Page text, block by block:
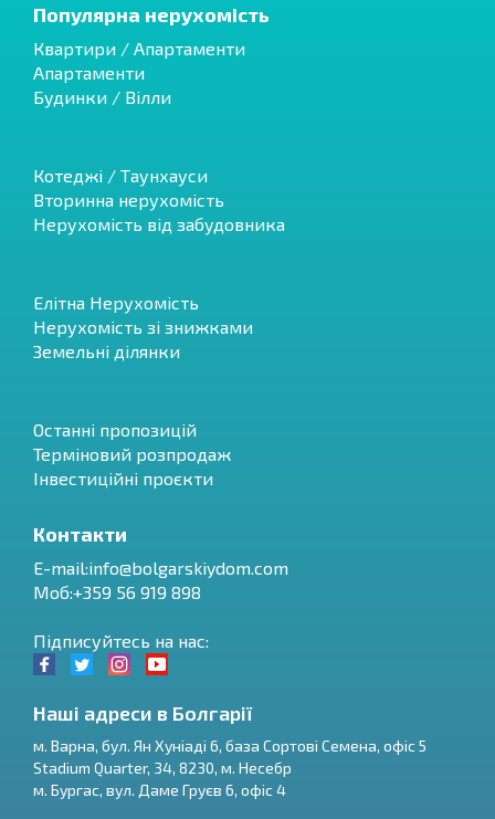
Популярна нерухомість
Квартири / Апартаменти
Апартаменти
Будинки / Вілли
Котеджі / Таунхауси
Вторинна нерухомість
Нерухомість від забудовника
Елітна Нерухомість
Нерухомість зі знижками
Земельні ділянки
Останні пропозицій
Терміновий розпродаж
Інвестиційні проєкти
Контакти
E-mail:info@bolgarskiydom.com
Моб:+359 56 919 898
Підписуйтесь на нас:
Наші адреси в Болгарії
м. Варна, бул. Ян Хуніаді 6, база Сортові Семена, офіс 5
Stadium Quarter, 34, 8230, м. Несебр
м. Бургас, вул. Даме Груєв 6, офіс 4